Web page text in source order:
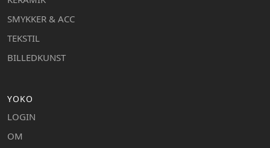
SMYKKER & ACC
TEKSTIL
BILLEDKUNST
YOKO
LOGIN
OM